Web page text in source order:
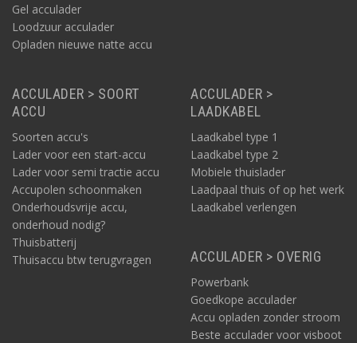
Gel acculader
Loodzuur acculader
Opladen nieuwe natte accu
ACCULADER > SOORT
ACCU
Soorten accu's
Lader voor een start-accu
Lader voor semi tractie accu
Accupolen schoonmaken
Onderhoudsvrije accu,
onderhoud nodig?
Thuisbatterij
Thuisaccu btw terugvragen
ACCULADER >
LAADKABEL
Laadkabel type 1
Laadkabel type 2
Mobiele thuislader
Laadpaal thuis of op het werk
Laadkabel verlengen
ACCULADER > OVERIG
Powerbank
Goedkope acculader
Accu opladen zonder stroom
Beste acculader voor visboot